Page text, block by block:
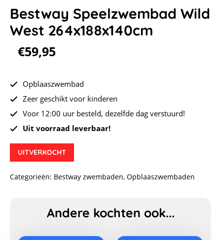
Bestway Speelzwembad Wild
West 264x188x140cm
€59,95
Opblaaszwembad
Zeer geschikt voor kinderen
Voor 12:00 uur besteld, dezelfde dag verstuurd!
Uit voorraad leverbaar!
UITVERKOCHT
Categorieën: Bestway zwembaden, Opblaaszwembaden
Andere kochten ook...